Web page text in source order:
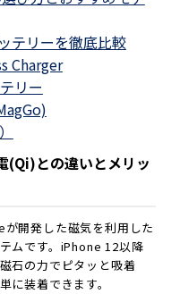
テリーを徹底比較
Charger
リー
(Qi)との違いとメリッ
開発した磁気を利用した
ムです。iPhone 12以降
石の力でピタッと吸着
に装着できます。